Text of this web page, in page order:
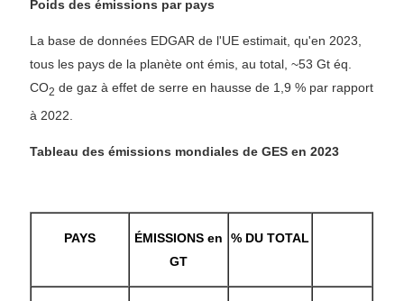
Poids des émissions par pays
La base de données EDGAR de l'UE estimait, qu'en 2023,
tous les pays de la planète ont émis, au total, ~53 Gt éq.
CO2 de gaz à effet de serre en hausse de 1,9 % par rapport
à 2022.
Tableau des émissions mondiales de GES en 2023
PAYS
ÉMISSIONS en
GT
% DU TOTAL